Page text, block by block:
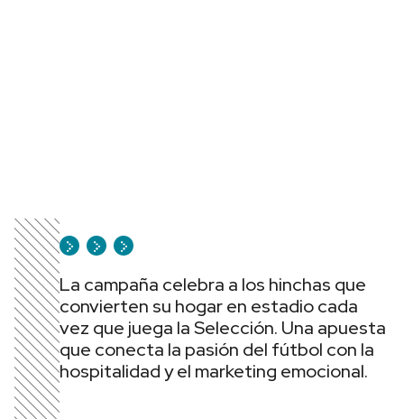
La campaña celebra a los hinchas que
convierten su hogar en estadio cada
vez que juega la Selección. Una apuesta
que conecta la pasión del fútbol con la
hospitalidad y el marketing emocional.